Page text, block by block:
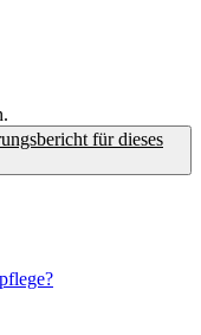
für dieses